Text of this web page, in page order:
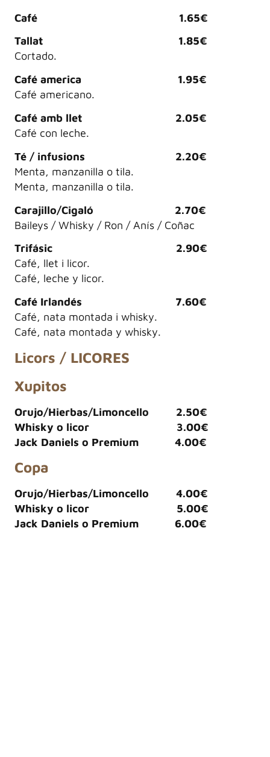
Café 1.65€
Tallat 1.85€
Cortado.
Café america 1.95€
Café americano.
Café amb llet 2.05€
Café con leche.
Té / infusions 2.20€
Menta, manzanilla o tila.
Menta, manzanilla o tila.
Carajillo/Cigaló 2.70€
Baileys / Whisky / Ron / Anís / Coñac
Trifásic 2.90€
Café, llet i licor.
Café, leche y licor.
Café Irlandés 7.60€
Café, nata montada i whisky.
Café, nata montada y whisky.
Licors / LICORES
Xupitos
Orujo/Hierbas/Limoncello 2.50€
Whisky o licor 3.00€
Jack Daniels o Premium 4.00€
Copa
Orujo/Hierbas/Limoncello 4.00€
Whisky o licor 5.00€
Jack Daniels o Premium 6.00€